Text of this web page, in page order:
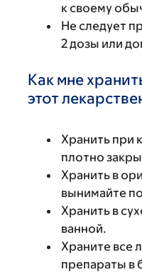
к своему
Не следует
2 дозы или
Как мне
этот
Хранить при
плотно
Хранить в
вынимайте
Хранить в
ванной.
Храните все
препараты в